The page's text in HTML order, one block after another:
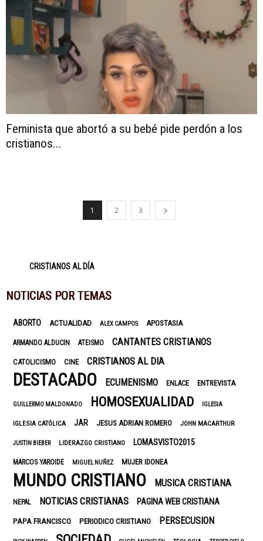
Feminista que abortó a su bebé pide perdón a los
cristianos...
1 2 3
CRISTIANOS AL DÍA
NOTICIAS POR TEMAS
ABORTO ACTUALIDAD ALEX CAMPOS APOSTASIA
ARMANDO ALDUCIN ATEISMO CANTANTES CRISTIANOS
CATOLICISMO CINE CRISTIANOS AL DIA
DESTACADO ECUMENISMO ENLACE ENTREVISTA
GUILLERMO MALDONADO HOMOSEXUALIDAD IGLESIA
IGLESIA CATÓLICA JAR JESUS ADRIAN ROMERO JOHN MACARTHUR
JUSTIN BIEBER LIDERAZGO CRISTIANO LOMASVISTO2015
MARCOS YAROIDE MIGUEL NUÑEZ MUJER IDONEA
MUNDO CRISTIANO MUSICA CRISTIANA
NEPAL NOTICIAS CRISTIANAS PAGINA WEB CRISTIANA
PAPA FRANCISCO PERIODICO CRISTIANO PERSECUSION